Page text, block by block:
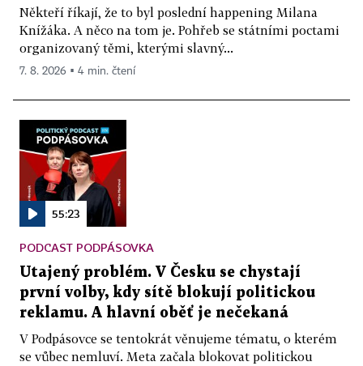
Někteří říkají, že to byl poslední happening Milana
Knížáka. A něco na tom je. Pohřeb se státními poctami
organizovaný těmi, kterými slavný...
7. 8. 2026 ▪ 4 min. čtení
55:23
PODCAST PODPÁSOVKA
Utajený problém. V Česku se chystají
první volby, kdy sítě blokují politickou
reklamu. A hlavní oběť je nečekaná
V Podpásovce se tentokrát věnujeme tématu, o kterém
se vůbec nemluví. Meta začala blokovat politickou